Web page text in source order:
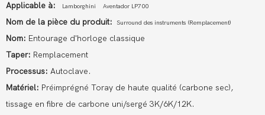
Applicable à: Lamborghini Aventador LP700
Nom de la pièce du produit: Surround des instruments (Remplacement)
Nom: Entourage d'horloge classique
Taper: Remplacement
Processus: Autoclave.
Matériel: Préimprégné Toray de haute qualité (carbone sec),
tissage en fibre de carbone uni/sergé 3K/6K/12K.